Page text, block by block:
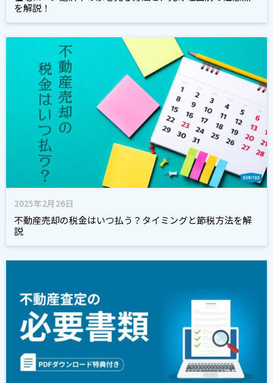
を解説！
2025年2月26日
不動産売却の税金はいつ払う？タイミングと節税方法を解
説